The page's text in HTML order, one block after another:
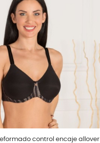
control encaje allover